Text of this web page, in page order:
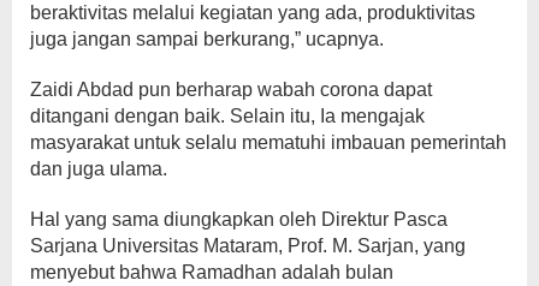
beraktivitas melalui kegiatan yang ada, produktivitas
juga jangan sampai berkurang,” ucapnya.
Zaidi Abdad pun berharap wabah corona dapat
ditangani dengan baik. Selain itu, Ia mengajak
masyarakat untuk selalu mematuhi imbauan pemerintah
dan juga ulama.
Hal yang sama diungkapkan oleh Direktur Pasca
Sarjana Universitas Mataram, Prof. M. Sarjan, yang
menyebut bahwa Ramadhan adalah bulan